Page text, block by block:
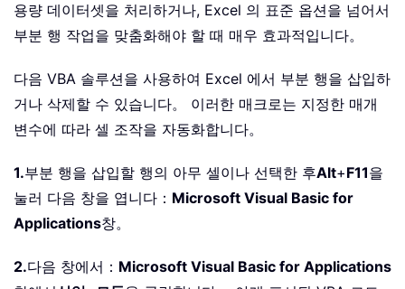
용량 데이터셋을 처리하거나, Excel 의 표준 옵션을 넘어서
부분 행 작업을 맞춤화해야 할 때 매우 효과적입니다。
다음 VBA 솔루션을 사용하여 Excel 에서 부분 행을 삽입하
거나 삭제할 수 있습니다。 이러한 매크로는 지정한 매개
변수에 따라 셀 조작을 자동화합니다。
1.부분 행을 삽입할 행의 아무 셀이나 선택한 후Alt+F11을
눌러 다음 창을 엽니다： Microsoft Visual Basic for
Applications창。
2.다음 창에서： Microsoft Visual Basic for Applications